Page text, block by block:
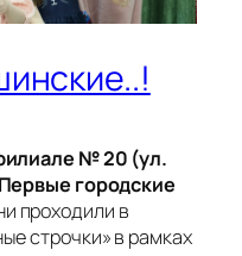
№ 20 (ул.
городские
проходили в
строчки» в рамках